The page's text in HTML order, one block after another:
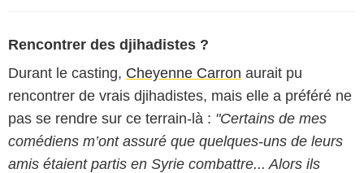
Rencontrer des djihadistes ?
Durant le casting, Cheyenne Carron aurait pu
rencontrer de vrais djihadistes, mais elle a préféré ne
pas se rendre sur ce terrain-là : "Certains de mes
comédiens m’ont assuré que quelques-uns de leurs
amis étaient partis en Syrie combattre... Alors ils